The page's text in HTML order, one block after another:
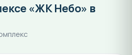
«ЖК Небо» в